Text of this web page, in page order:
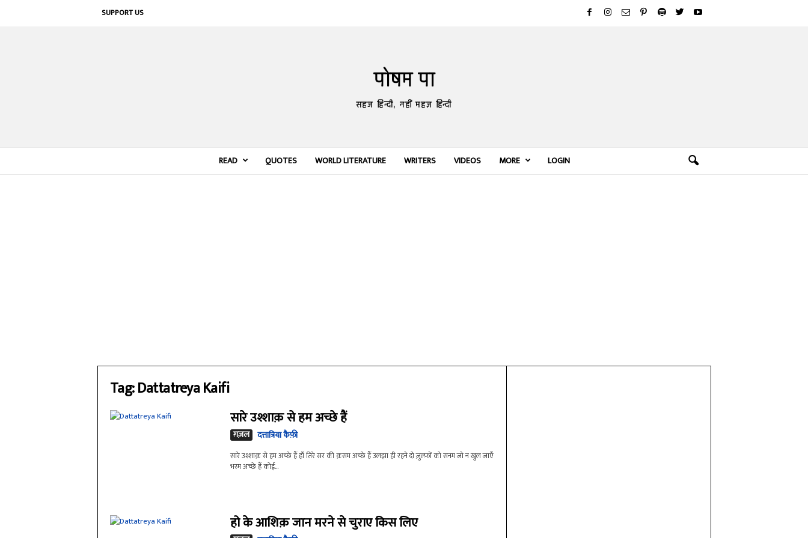
SUPPORT US
पोषम पा
सहज हिन्दी, नहीं महज़ हिन्दी
READ QUOTES WORLD LITERATURE WRITERS VIDEOS MORE LOGIN
Tag: Dattatreya Kaifi
सारे उश्शाक़ से हम अच्छे हैं
ग़ज़ल दत्तात्रिया कैफ़ी
सारे उश्शाक़ से हम अच्छे हैं हाँ तिरे सर की क़सम अच्छे हैं उलझा ही रहने दो ज़ुल्फ़ों को सनम जो न खुल जाएँ
भरम अच्छे हैं कोई...
हो के आशिक़ जान मरने से चुराए किस लिए